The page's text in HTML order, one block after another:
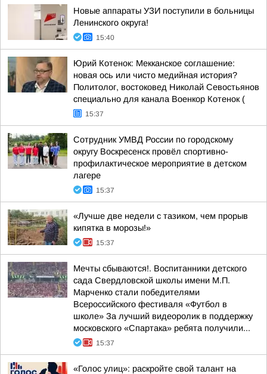
Новые аппараты УЗИ поступили в больницы
Ленинского округа!
15:40
Юрий Котенок: Мекканское соглашение:
новая ось или чисто медийная история?
Политолог, востоковед Николай Севостьянов
специально для канала Военкор Котенок (
15:37
Сотрудник УМВД России по городскому
округу Воскресенск провёл спортивно-
профилактическое мероприятие в детском
лагере
15:37
«Лучше две недели с тазиком, чем прорыв
кипятка в морозы!»
15:37
Мечты сбываются!. Воспитанники детского
сада Свердловской школы имени М.П.
Марченко стали победителями
Всероссийского фестиваля «Футбол в
школе» За лучший видеоролик в поддержку
московского «Спартака» ребята получили...
15:37
«Голос улиц»: раскройте свой талант на